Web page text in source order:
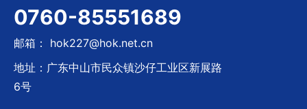
0760-85551689
邮箱： hok227@hok.net.cn
地址：广东中山市民众镇沙仔工业区新展路
6号